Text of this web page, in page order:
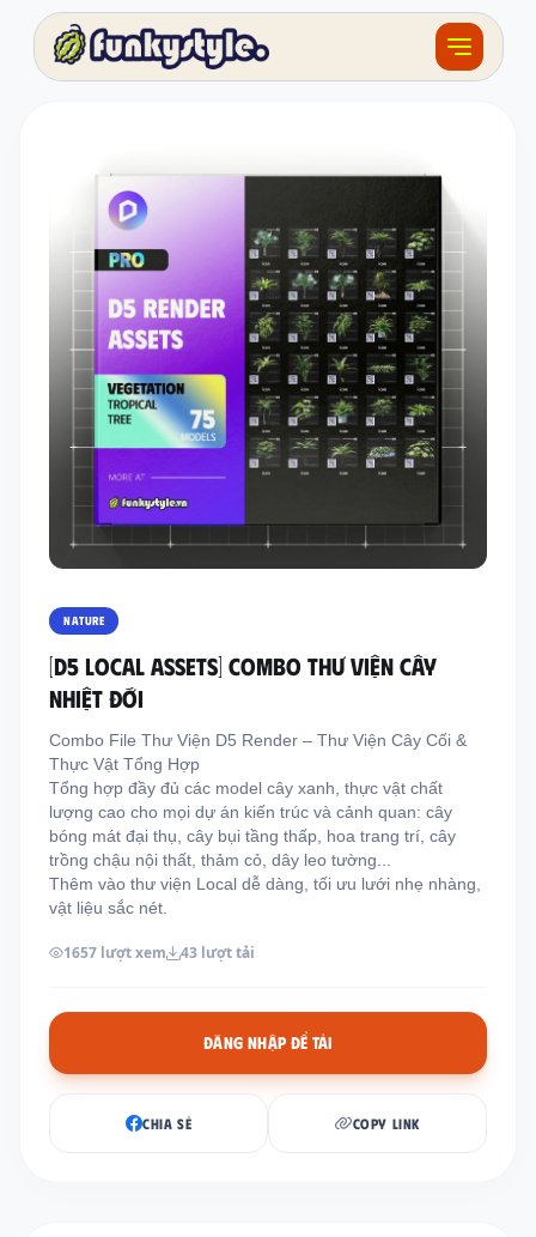
Khóa học
Tài nguyên
Giải thưởng
F.BLOG
Địa chỉ:
Email:
funkystylemanage@gmail.com
Đăng nhập
Đăng ký
NATURE
[D5 LOCAL ASSETS] COMBO THƯ VIỆN CÂY
NHIỆT ĐỚI
Combo File Thư Viện D5 Render – Thư Viện Cây Cối &
Thực Vật Tổng Hợp
Tổng hợp đầy đủ các model cây xanh, thực vật chất
lượng cao cho mọi dự án kiến trúc và cảnh quan: cây
bóng mát đại thụ, cây bụi tầng thấp, hoa trang trí, cây
trồng chậu nội thất, thảm cỏ, dây leo tường...
Thêm vào thư viện Local dễ dàng, tối ưu lưới nhẹ nhàng,
vật liệu sắc nét.
1657 lượt xem 43 lượt tải
ĐĂNG NHẬP ĐỂ TẢI
CHIA SẺ COPY LINK